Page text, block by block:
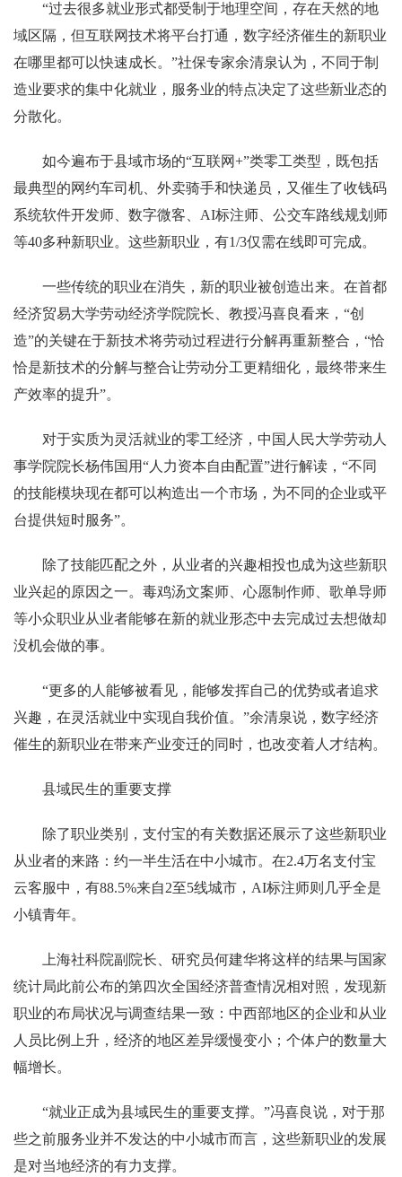
“过去很多就业形式都受制于地理空间，存在天然的地
域区隔，但互联网技术将平台打通，数字经济催生的新职业
在哪里都可以快速成长。”社保专家余清泉认为，不同于制
造业要求的集中化就业，服务业的特点决定了这些新业态的
分散化。
如今遍布于县域市场的“互联网+”类零工类型，既包括
最典型的网约车司机、外卖骑手和快递员，又催生了收钱码
系统软件开发师、数字微客、AI标注师、公交车路线规划师
等40多种新职业。这些新职业，有1/3仅需在线即可完成。
一些传统的职业在消失，新的职业被创造出来。在首都
经济贸易大学劳动经济学院院长、教授冯喜良看来，“创
造”的关键在于新技术将劳动过程进行分解再重新整合，“恰
恰是新技术的分解与整合让劳动分工更精细化，最终带来生
产效率的提升”。
对于实质为灵活就业的零工经济，中国人民大学劳动人
事学院院长杨伟国用“人力资本自由配置”进行解读，“不同
的技能模块现在都可以构造出一个市场，为不同的企业或平
台提供短时服务”。
除了技能匹配之外，从业者的兴趣相投也成为这些新职
业兴起的原因之一。毒鸡汤文案师、心愿制作师、歌单导师
等小众职业从业者能够在新的就业形态中去完成过去想做却
没机会做的事。
“更多的人能够被看见，能够发挥自己的优势或者追求
兴趣，在灵活就业中实现自我价值。”余清泉说，数字经济
催生的新职业在带来产业变迁的同时，也改变着人才结构。
县域民生的重要支撑
除了职业类别，支付宝的有关数据还展示了这些新职业
从业者的来路：约一半生活在中小城市。在2.4万名支付宝
云客服中，有88.5%来自2至5线城市，AI标注师则几乎全是
小镇青年。
上海社科院副院长、研究员何建华将这样的结果与国家
统计局此前公布的第四次全国经济普查情况相对照，发现新
职业的布局状况与调查结果一致：中西部地区的企业和从业
人员比例上升，经济的地区差异缓慢变小；个体户的数量大
幅增长。
“就业正成为县域民生的重要支撑。”冯喜良说，对于那
些之前服务业并不发达的中小城市而言，这些新职业的发展
是对当地经济的有力支撑。